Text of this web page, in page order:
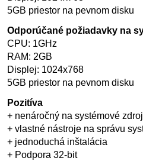
5GB priestor na pevnom disku
Odporúčané požiadavky na
CPU: 1GHz
RAM: 2GB
Displej: 1024x768
5GB priestor na pevnom disku
Pozitíva
+ nenáročný na systémové
+ vlastné nástroje na správu
+ jednoduchá inštalácia
+ Podpora 32-bit